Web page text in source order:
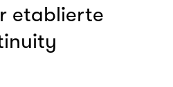
etablierte